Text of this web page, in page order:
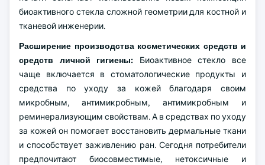
биоактивного стекла сложной геометрии для костной и
тканевой инженерии.
Расширение производства косметических средств и
средств личной гигиены: Биоактивное стекло все
чаще включается в стоматологические продукты и
средства по уходу за кожей благодаря своим
микробным, антимикробным, антимикробным и
реминерализующим свойствам. А в средствах по уходу
за кожей он помогает восстановить дермальные ткани
и способствует заживлению ран. Сегодня потребители
предпочитают биосовместимые, нетоксичные и